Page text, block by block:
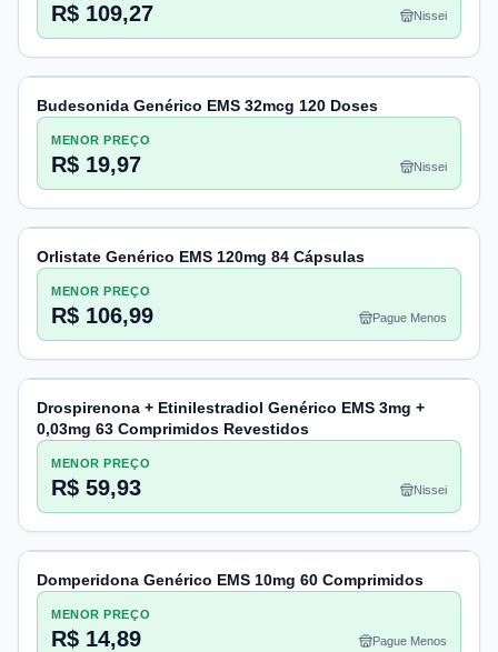
R$ 109,27 Nissei
Budesonida Genérico EMS 32mcg 120 Doses
MENOR PREÇO
R$ 19,97 Nissei
Orlistate Genérico EMS 120mg 84 Cápsulas
MENOR PREÇO
R$ 106,99 Pague Menos
Drospirenona + Etinilestradiol Genérico EMS 3mg +
0,03mg 63 Comprimidos Revestidos
MENOR PREÇO
R$ 59,93 Nissei
Domperidona Genérico EMS 10mg 60 Comprimidos
MENOR PREÇO
R$ 14,89 Pague Menos